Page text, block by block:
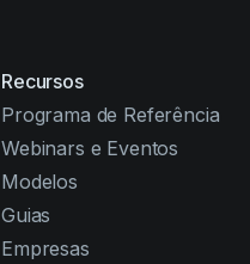
Recursos
Programa de Referência
Webinars e Eventos
Modelos
Guias
Empresas